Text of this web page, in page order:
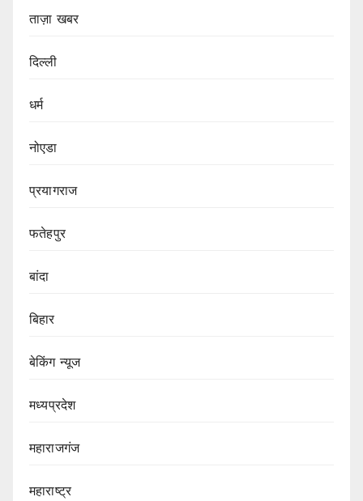
ताज़ा खबर
दिल्ली
धर्म
नोएडा
प्रयागराज
फतेहपुर
बांदा
बिहार
बेकिंग न्यूज
मध्यप्रदेश
महाराजगंज
महाराष्ट्र